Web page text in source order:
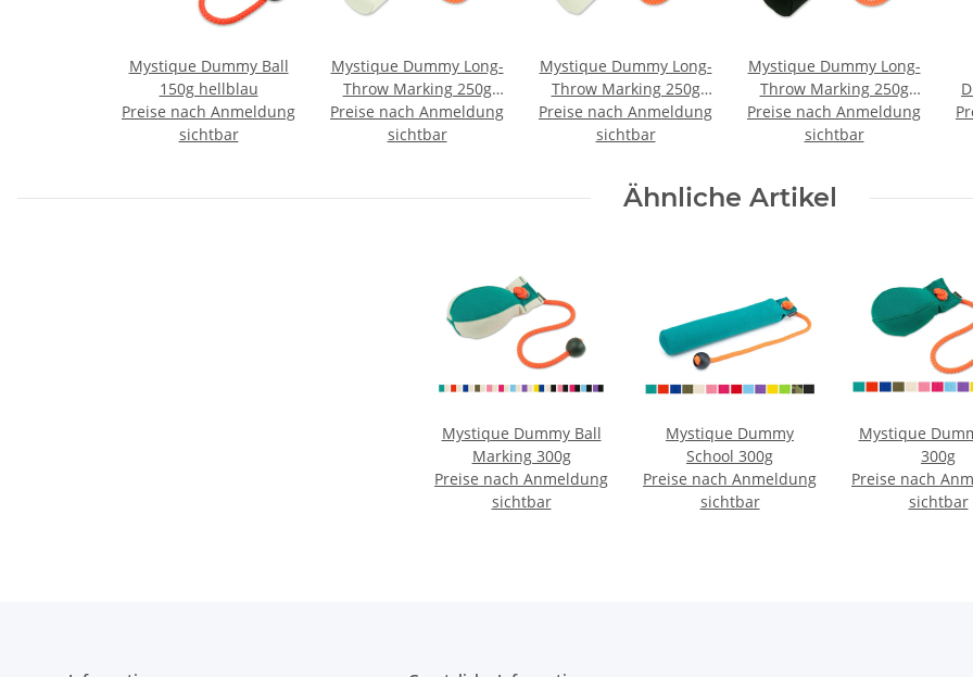
Mystique Dummy Ball
150g hellblau
Preise nach Anmeldung
sichtbar
Mystique Dummy Long-
Throw Marking 250g
weiß / blau
Preise nach Anmeldung
sichtbar
Mystique Dummy Long-
Throw Marking 250g
weiß / hellblau
Preise nach Anmeldung
sichtbar
Mystique Dummy Long-
Throw Marking 250g
schwarz / lila
Preise nach Anmeldung
sichtbar
Ähnliche Artikel
Mystique Dummy Ball
Marking 300g
Preise nach Anmeldung
sichtbar
Mystique Dummy
School 300g
Preise nach Anmeldung
sichtbar
Mystique
300g
Preise nach
sichtbar